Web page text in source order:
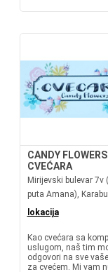
CANDY FLOWERS
CVEĆARA
Mirijevski bulevar 7v
puta Amana),
lokacija
Kao cvećara sa
uslugom, naš tim
odgovori na sve
za cvećem. Mi vam